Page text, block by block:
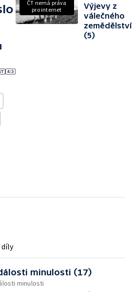
ČT nemá práva
pro internet
Výjevy z
válečného
zemědělství
(5)
díly
minulosti (17)
minulosti